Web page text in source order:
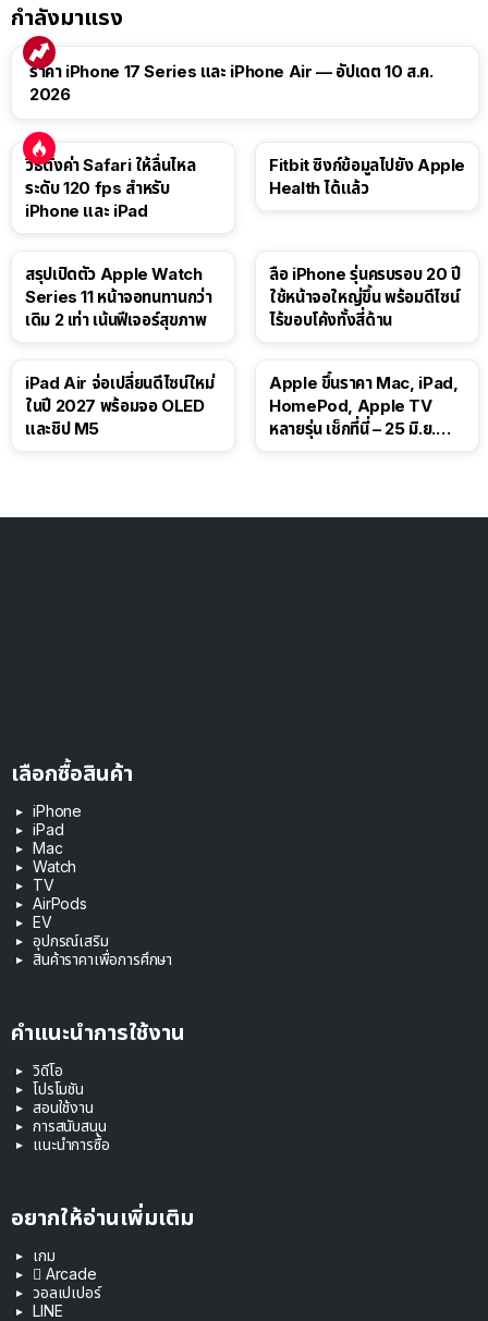
กำลังมาแรง
ราคา iPhone 17 Series และ iPhone Air — อัปเดต 10 ส.ค.
2026
วิธีตั้งค่า Safari ให้ลื่นไหล
ระดับ 120 fps สำหรับ
iPhone และ iPad
Fitbit ซิงก์ข้อมูลไปยัง Apple
Health ได้แล้ว
สรุปเปิดตัว Apple Watch
Series 11 หน้าจอทนทานกว่า
เดิม 2 เท่า เน้นฟีเจอร์สุขภาพ
ลือ iPhone รุ่นครบรอบ 20 ปี
ใช้หน้าจอใหญ่ขึ้น พร้อมดีไซน์
ไร้ขอบโค้งทั้งสี่ด้าน
iPad Air จ่อเปลี่ยนดีไซน์ใหม่
ในปี 2027 พร้อมจอ OLED
และชิป M5
Apple ขึ้นราคา Mac, iPad,
HomePod, Apple TV
หลายรุ่น เช็กที่นี่ – 25 มิ.ย.
เลือกซื้อสินค้า
iPhone
iPad
Mac
Watch
TV
AirPods
EV
อุปกรณ์เสริม
สินค้าราคาเพื่อการศึกษา
คำแนะนำการใช้งาน
วิดีโอ
โปรโมชัน
สอนใช้งาน
การสนับสนุน
แนะนำการซื้อ
อยากให้อ่านเพิ่มเติม
เกม
 Arcade
วอลเปเปอร์
LINE